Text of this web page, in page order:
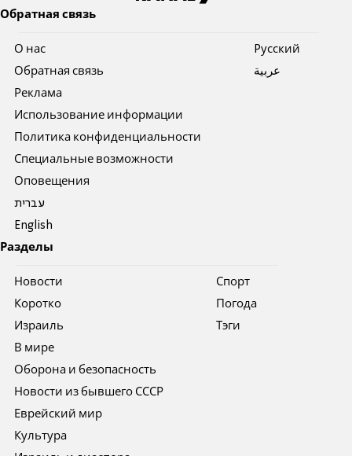
Обратная связь
О нас
Обратная связь
Реклама
Использование информации
Политика конфиденциальности
Специальные возможности
Оповещения
עברית
English
Pусский
عربية
Разделы
Новости
Коротко
Израиль
В мире
Оборона и безопасность
Новости из бывшего СССР
Еврейский мир
Культура
Спорт
Погода
Тэги